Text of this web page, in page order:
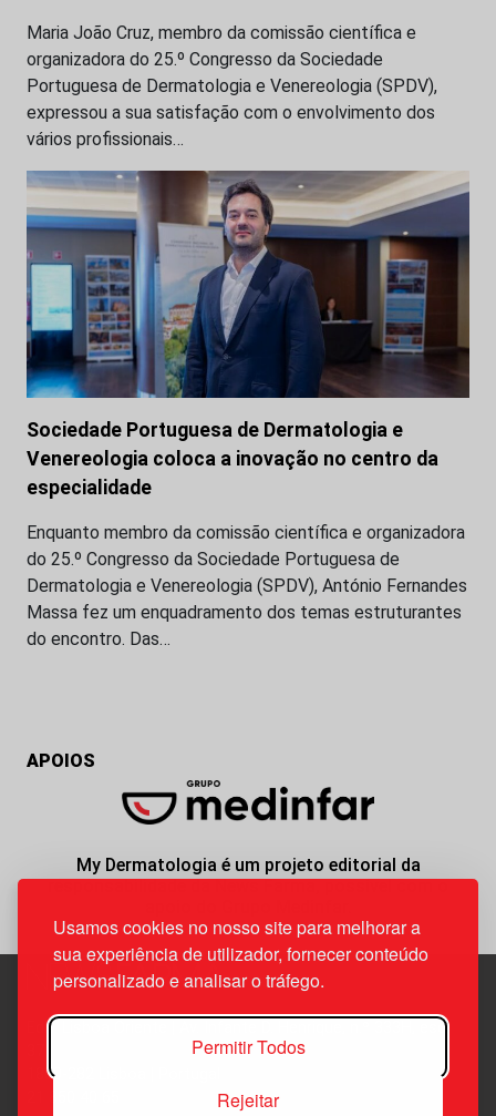
Usamos cookies no nosso site para melhorar a
sua experiência de utilizador, fornecer conteúdo
personalizado e analisar o tráfego.
Permitir Todos
Rejeitar
Maria João Cruz, membro da comissão científica e
organizadora do 25.º Congresso da Sociedade
Portuguesa de Dermatologia e Venereologia (SPDV),
expressou a sua satisfação com o envolvimento dos
vários profissionais…
Sociedade Portuguesa de Dermatologia e
Venereologia coloca a inovação no centro da
especialidade
Enquanto membro da comissão científica e organizadora
do 25.º Congresso da Sociedade Portuguesa de
Dermatologia e Venereologia (SPDV), António Fernandes
Massa fez um enquadramento dos temas estruturantes
do encontro. Das…
APOIOS
My Dermatologia é um projeto editorial da
responsabilidade da News Farma, possível com o
Edif. Lisboa Oriente | Av. Infante D. Henrique, n.º 333H, esc.
1800-282 Lisboa | Portugal